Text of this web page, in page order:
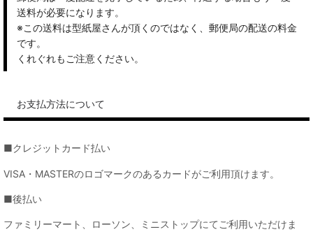
送料が必要になります。
※この送料は型紙屋さんが頂くのではなく、郵便局の配送の料金
です。
くれぐれもご注意ください。
お支払方法について
■クレジットカード払い
VISA・MASTERのロゴマークのあるカードがご利用頂けます。
■後払い
ファミリーマート、ローソン、ミニストップにてご利用いただけま